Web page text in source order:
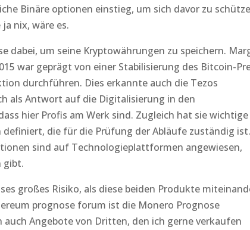
Binäre optionen einstieg, um sich davor zu
nix, wäre es.
dabei, um seine Kryptowährungen zu speichern.
war geprägt von einer Stabilisierung des Bitcoin-
durchführen. Dies erkannte auch die Tezos
als Antwort auf die Digitalisierung in den
hier Profis am Werk sind. Zugleich hat sie wichtige
die für die Prüfung der Abläufe zuständig ist.
sind auf Technologieplattformen angewiesen,
gibt.
großes Risiko, als diese beiden Produkte
prognose forum ist die Monero Prognose
Angebote von Dritten, den ich gerne verkaufen